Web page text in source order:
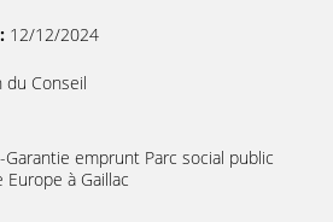
12/12/2024
du Conseil
emprunt Parc social public
à Gaillac